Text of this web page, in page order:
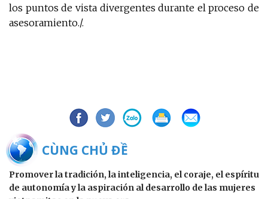
los puntos de vista divergentes durante el proceso de
asesoramiento./.
BÀI CÙNG CHỦ ĐỀ
Promover la tradición, la inteligencia, el coraje, el espíritu
de autonomía y la aspiración al desarrollo de las mujeres